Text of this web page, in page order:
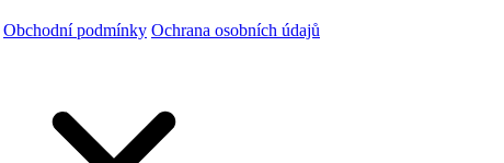
Obchodní podmínky Ochrana osobních údajů